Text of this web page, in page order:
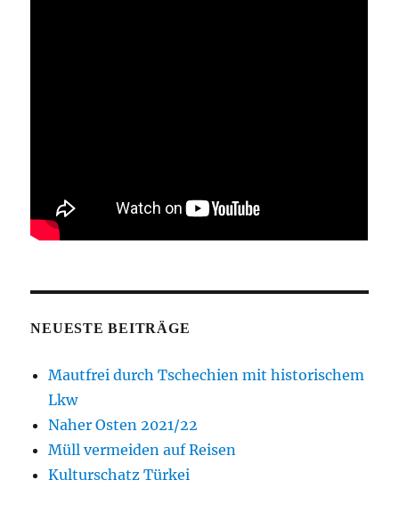
NEUESTE BEITRÄGE
Mautfrei durch Tschechien mit historischem
Lkw
Naher Osten 2021/22
Müll vermeiden auf Reisen
Kulturschatz Türkei